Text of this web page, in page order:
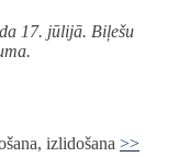
17. jūlijā. Biļešu
izlidošana >>